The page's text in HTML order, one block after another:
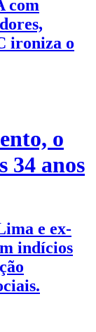
com
ironiza o
o
34 anos
e ex-
indícios